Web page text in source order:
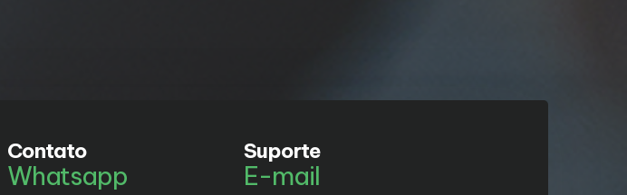
Contato
Whatsapp
Suporte
E-mail